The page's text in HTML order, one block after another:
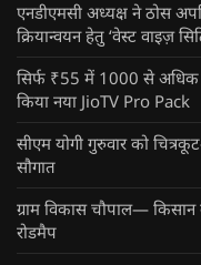
एनडीएमसी अध्यक्ष ने ठोस
क्रियान्वयन हेतु ‘वेस्ट वाइज़
सिर्फ ₹55 में 1000 से अधिक
किया नया JioTV Pro Pack
सीएम योगी गुरुवार को
सौगात
ग्राम विकास चौपाल—
रोडमैप